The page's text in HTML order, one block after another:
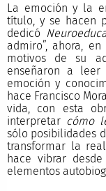
La emoción y la
título, y se hacen
dedicó
admiro”, ahora, en
motivos de su
enseñaron a
emoción y
hace Francisco
vida, con esta
interpretar cómo
sólo posibilidades
transformar la
hace vibrar
elementos